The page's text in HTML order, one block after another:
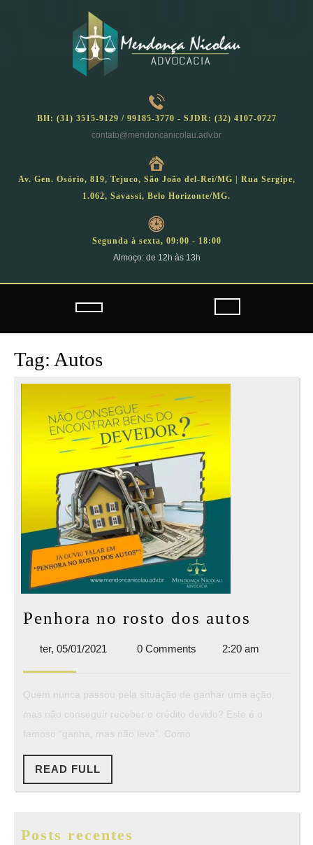
BH: (31) 3515-9129 / 99185-3770 - SJDR: (32) 4107-0727
contato@mendoncanicolau.adv.br
Av. Gen. Osório, 819, Tejuco, São João del-Rei/MG | Rua Sergipe,
1.062, Savassi, Belo Horizonte/MG.
Segunda à sexta, 09:00 - 18:00
Almoço: de 12h às 13h
Open
Tag: Autos
Penhora no rosto dos autos
autos
ter, 05/01/2021 0 Comments 2:20 am
Quem nunca passou pela situação de ganhar uma ação,
mas não conseguir receber o crédito devido? Este é o
famoso “ganha, mas não leva”. Como
READ FULL
FULL
Posts recentes